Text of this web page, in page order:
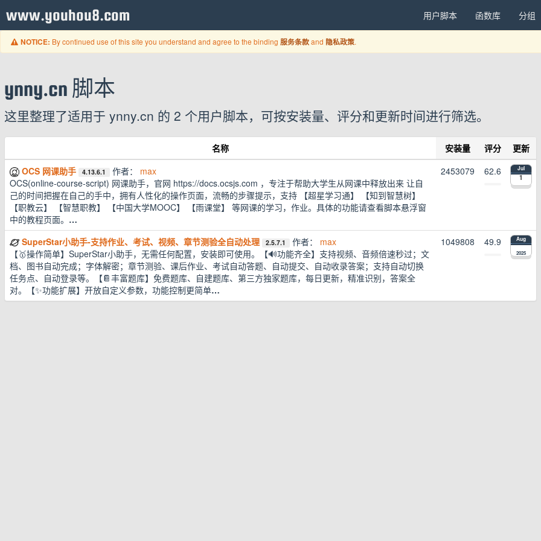
www.youhou8.com 用户脚本 函数库 分组
NOTICE: By continued use of this site you understand and agree to the binding 服务条款and 隐私政策.
ynny.cn 脚本
这里整理了适用于 ynny.cn 的 2 个用户脚本，可按安装量、评分和更新时间进行筛选。
名称 安装量 评分
更新
OCS 网课助手
4.13.6.1 作者： max
OCS(online-course-script) 网课助手，官网 https://docs.ocsjs.com ，专注于帮助大学生从网课中释放出来 让自
己的时间把握在自己的手中，拥有人性化的操作页面，流畅的步骤提示，支持 【超星学习通】 【知到智慧树】
【职教云】 【智慧职教】 【中国大学MOOC】 【雨课堂】 等网课的学习，作业。具体的功能请查看脚本悬浮窗
中的教程页面。 …
2453079 62.6 Jul
1
SuperStar小助手-支持作业、考试、视频、章节测验全自动处理 2.5.7.1 作者： max
【🥇操作简单】SuperStar小助手，无需任何配置，安装即可使用。【🔊功能齐全】支持视频、音频倍速秒过；文
档、图书自动完成；字体解密；章节测验、课后作业、考试自动答题、自动提交、自动收录答案；支持自动切换
任务点、自动登录等。【📔丰富题库】免费题库、自建题库、第三方独家题库，每日更新，精准识别，答案全
对。【✨功能扩展】开放自定义参数，功能控制更简单…
1049808 49.9 Aug
2025